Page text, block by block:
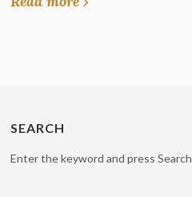
SEARCH
Enter the keyword and press Search